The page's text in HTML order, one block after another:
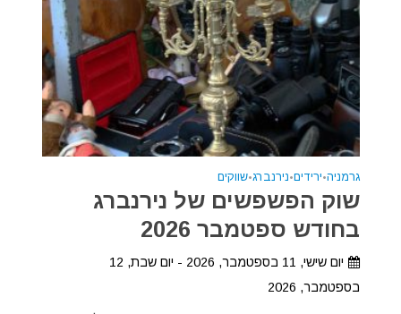
גרמניה•ירידים•נירנברג•שווקים
שוק הפשפשים של נירנברג
בחודש ספטמבר 2026
יום שישי, 11 בספטמבר, 2026 - יום שבת, 12
בספטמבר, 2026